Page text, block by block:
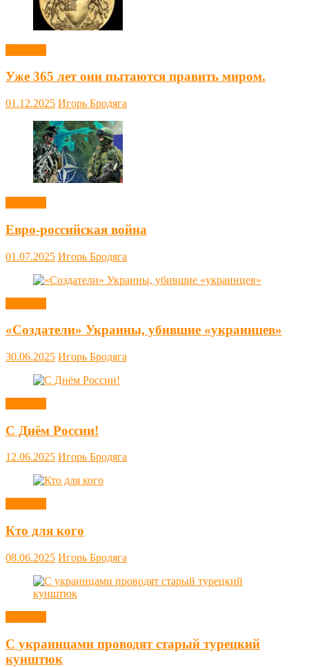
Уже 365 лет они пытаются править миром.
01.12.2025 Игорь Бродяга
Евро-российская война
01.07.2025 Игорь Бродяга
«Создатели» Украины, убившие «украинцев»
30.06.2025 Игорь Бродяга
С Днём России!
12.06.2025 Игорь Бродяга
Кто для кого
08.06.2025 Игорь Бродяга
С украинцами проводят старый турецкий
кунштюк